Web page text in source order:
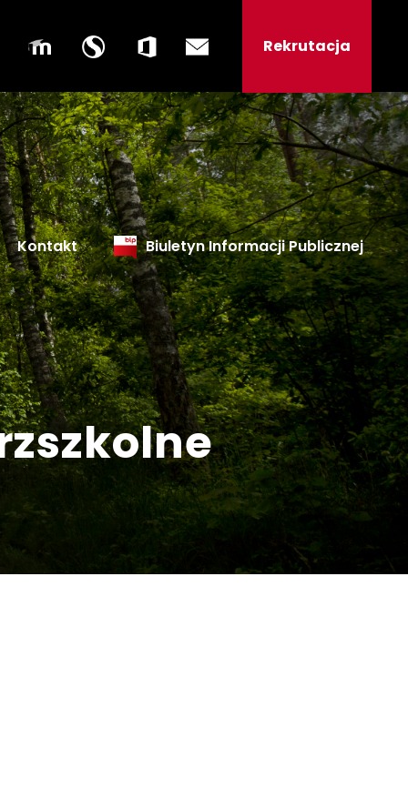
Rekrutacja
Kontakt Biuletyn Informacji Publicznej